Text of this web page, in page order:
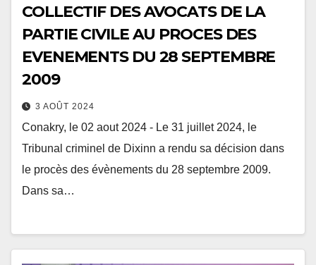
COLLECTIF DES AVOCATS DE LA
PARTIE CIVILE AU PROCES DES
EVENEMENTS DU 28 SEPTEMBRE
2009
3 AOÛT 2024
Conakry, le 02 aout 2024 - Le 31 juillet 2024, le
Tribunal criminel de Dixinn a rendu sa décision dans
le procès des évènements du 28 septembre 2009.
Dans sa…